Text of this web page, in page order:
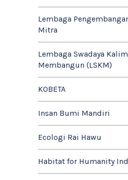
Lembaga
Mitra
Lembaga Swadaya
Membangun (LSKM)
KOBETA
Insan Bumi Mandiri
Ecologi Rai Hawu
Habitat for Humanity